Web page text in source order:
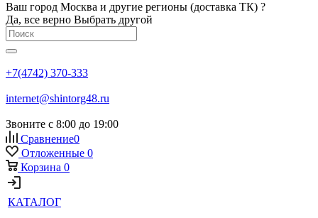
Ваш город Москва и другие регионы (доставка ТК) ?
Да, все верно Выбрать другой
+7(4742) 370-333
internet@shintorg48.ru
Звоните с 8:00 до 19:00
Сравнение0
Отложенные 0
Корзина 0
КАТАЛОГ